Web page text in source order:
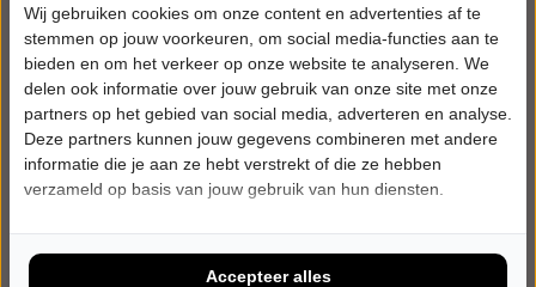
Meer info
Wij gebruiken cookies om onze content en advertenties af te
stemmen op jouw voorkeuren, om social media-functies aan te
bieden en om het verkeer op onze website te analyseren. We
delen ook informatie over jouw gebruik van onze site met onze
partners op het gebied van social media, adverteren en analyse.
Deze partners kunnen jouw gegevens combineren met andere
informatie die je aan ze hebt verstrekt of die ze hebben
verzameld op basis van jouw gebruik van hun diensten.
Accepteer alles